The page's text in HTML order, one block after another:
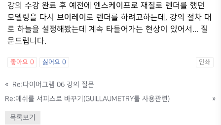
강의 수강 완료 후 예전에 엔스케이프로 재질로 렌더를 했던
모델링을 다시 브이레이로 렌더를 하려고하는데, 강의 절차 대
로 하늘을 설정해봤는데 계속 타들어가는 현상이 있어서... 질
문드립니다.
좋아요 0 싫어요 0 인쇄
« Re:다이어그램 06 강의 질문
Re:메쉬를 서피스로 바꾸기(GUILLAUMETRY툴 사용관련)
»
목록보기